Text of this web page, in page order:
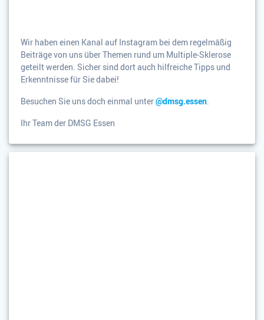
Wir haben einen Kanal auf Instagram bei dem regelmäßig
Beiträge von uns über Themen rund um Multiple-Sklerose
geteilt werden. Sicher sind dort auch hilfreiche Tipps und
Erkenntnisse für Sie dabei!
Besuchen Sie uns doch einmal unter@dmsg.essen
Ihr Team der DMSG Essen